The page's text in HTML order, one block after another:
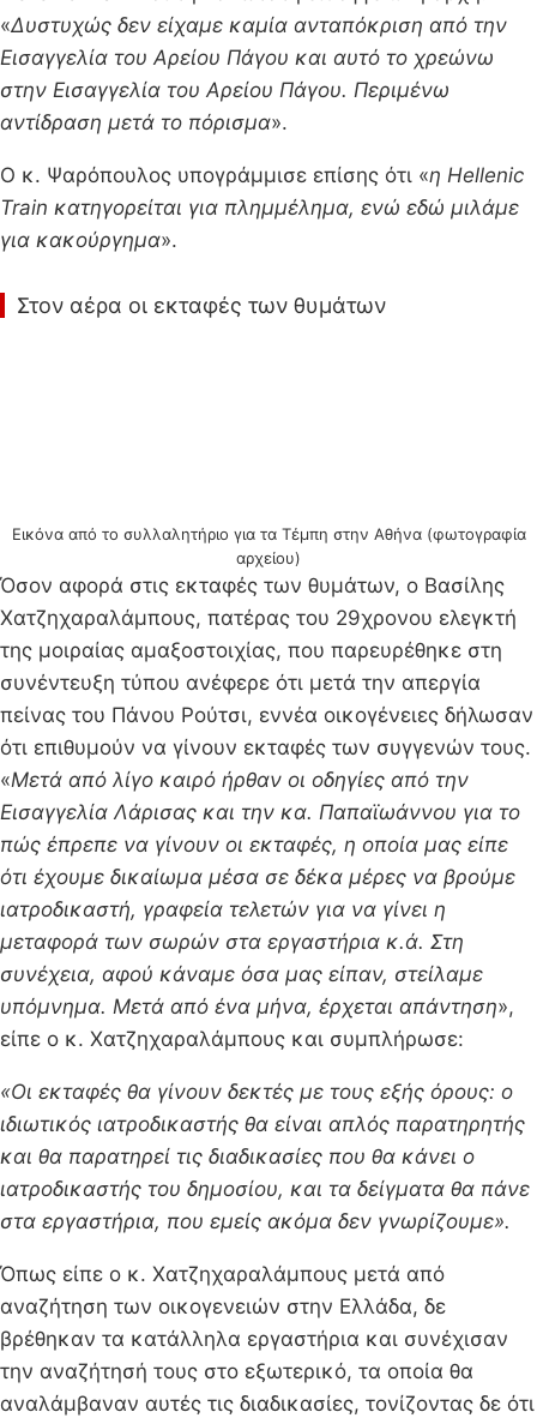
«Δυστυχώς δεν είχαμε καμία ανταπόκριση από την
Εισαγγελία του Αρείου Πάγου και αυτό το χρεώνω
στην Εισαγγελία του Αρείου Πάγου. Περιμένω
αντίδραση μετά το πόρισμα».
Ο κ. Ψαρόπουλος υπογράμμισε επίσης ότι «η Hellenic
Train κατηγορείται για πλημμέλημα, ενώ εδώ μιλάμε
για κακούργημα».
Στον αέρα οι εκταφές των θυμάτων
Εικόνα από το συλλαλητήριο για τα Τέμπη στην Αθήνα (φωτογραφία
αρχείου)
Όσον αφορά στις εκταφές των θυμάτων, ο Βασίλης
Χατζηχαραλάμπους, πατέρας του 29χρονου ελεγκτή
της μοιραίας αμαξοστοιχίας, που παρευρέθηκε στη
συνέντευξη τύπου ανέφερε ότι μετά την απεργία
πείνας του Πάνου Ρούτσι, εννέα οικογένειες δήλωσαν
ότι επιθυμούν να γίνουν εκταφές των συγγενών τους.
«Μετά από λίγο καιρό ήρθαν οι οδηγίες από την
Εισαγγελία Λάρισας και την κα. Παπαϊωάννου για το
πώς έπρεπε να γίνουν οι εκταφές, η οποία μας είπε
ότι έχουμε δικαίωμα μέσα σε δέκα μέρες να βρούμε
ιατροδικαστή, γραφεία τελετών για να γίνει η
μεταφορά των σωρών στα εργαστήρια κ.ά. Στη
συνέχεια, αφού κάναμε όσα μας είπαν, στείλαμε
υπόμνημα. Μετά από ένα μήνα, έρχεται απάντηση»,
είπε ο κ. Χατζηχαραλάμπους και συμπλήρωσε:
«Οι εκταφές θα γίνουν δεκτές με τους εξής όρους: ο
ιδιωτικός ιατροδικαστής θα είναι απλός παρατηρητής
και θα παρατηρεί τις διαδικασίες που θα κάνει ο
ιατροδικαστής του δημοσίου, και τα δείγματα θα πάνε
στα εργαστήρια, που εμείς ακόμα δεν γνωρίζουμε».
Όπως είπε ο κ. Χατζηχαραλάμπους μετά από
αναζήτηση των οικογενειών στην Ελλάδα, δε
βρέθηκαν τα κατάλληλα εργαστήρια και συνέχισαν
την αναζήτησή τους στο εξωτερικό, τα οποία θα
αναλάμβαναν αυτές τις διαδικασίες, τονίζοντας δε ότι